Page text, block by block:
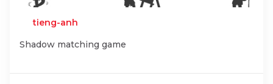
tieng-anh
Shadow matching game